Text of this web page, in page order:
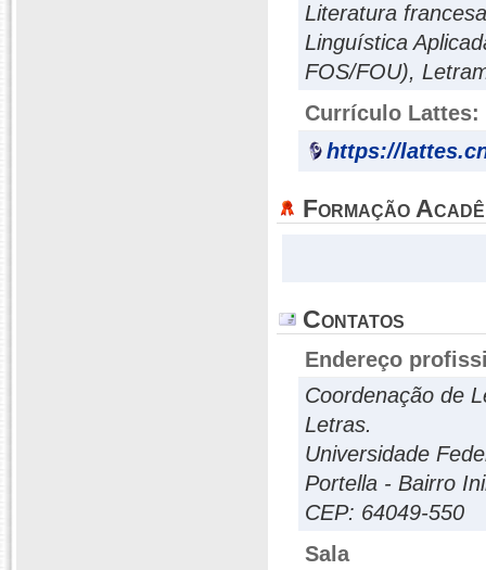
Literatura
Linguística
FOS/FOU),
Currículo Lattes:
https://
Formação
Contatos
Endereço
Coordenação de
Letras.
Universidade
Portella - Bairro
CEP: 64049-550
Sala